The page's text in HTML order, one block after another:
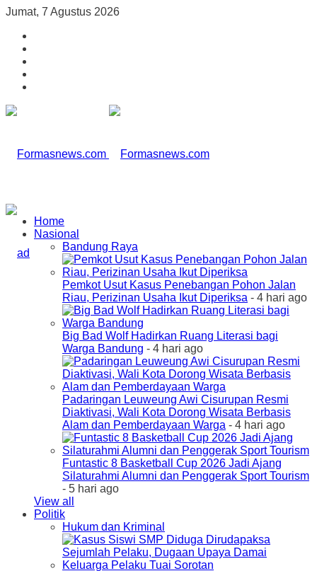
Jumat, 7 Agustus 2026
Home
Nasional
Bandung Raya
Pemkot Usut Kasus Penebangan Pohon Jalan
Riau, Perizinan Usaha Ikut Diperiksa - 4 hari ago
Big Bad Wolf Hadirkan Ruang Literasi bagi
Warga Bandung - 4 hari ago
Padaringan Leuweung Awi Cisurupan Resmi
Diaktivasi, Wali Kota Dorong Wisata Berbasis
Alam dan Pemberdayaan Warga - 4 hari ago
Funtastic 8 Basketball Cup 2026 Jadi Ajang
Silaturahmi Alumni dan Penggerak Sport Tourism
- 5 hari ago
View all
Politik
Hukum dan Kriminal